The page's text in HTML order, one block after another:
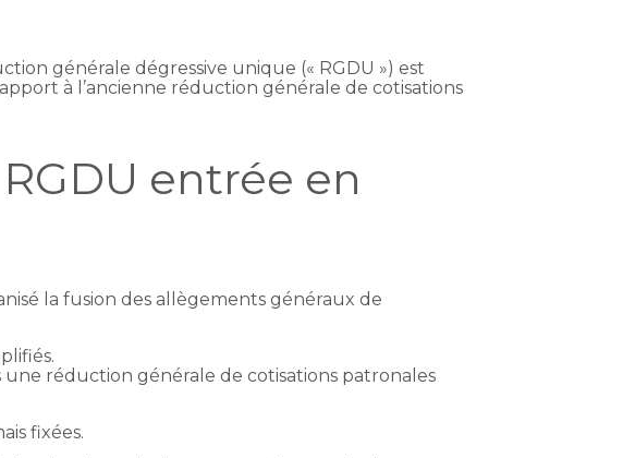
générale dégressive unique (« RGDU ») est
à l’ancienne réduction générale de cotisations
entrée en
la fusion des allègements généraux de
une réduction générale de cotisations patronales
fixées.